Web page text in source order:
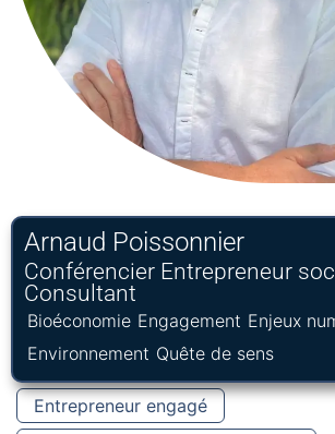
Arnaud Poissonnier
Conférencier Entrepreneur
Consultant
Bioéconomie Engagement Enjeux
Environnement Quête de sens
Entrepreneur engagé